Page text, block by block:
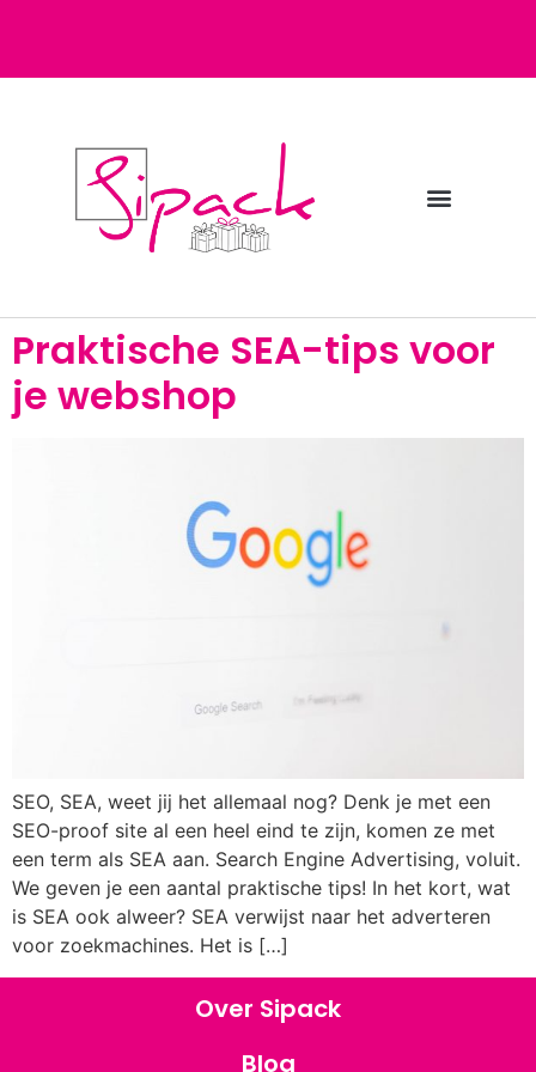
Praktische SEA-tips voor
je webshop
SEO, SEA, weet jij het allemaal nog? Denk je met een
SEO-proof site al een heel eind te zijn, komen ze met
een term als SEA aan. Search Engine Advertising, voluit.
We geven je een aantal praktische tips! In het kort, wat
is SEA ook alweer? SEA verwijst naar het adverteren
voor zoekmachines. Het is […]
Over Sipack
Blog